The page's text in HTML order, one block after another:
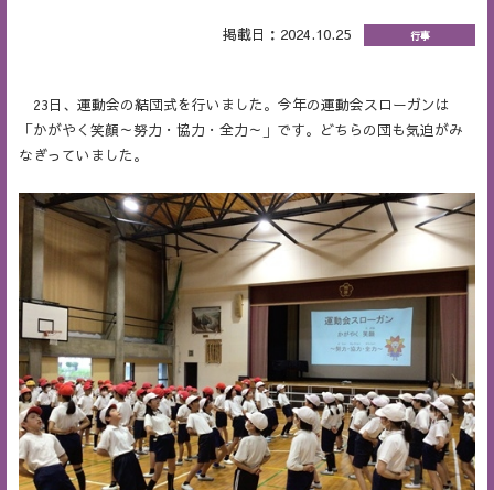
掲載日：2024.10.25 行事
23日、運動会の結団式を行いました。今年の運動会スローガンは
「かがやく笑顔～努力・協力・全力～」です。どちらの団も気迫がみ
なぎっていました。